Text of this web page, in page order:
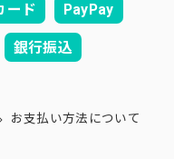
ード PayPay
銀行振込
お支払い方法について